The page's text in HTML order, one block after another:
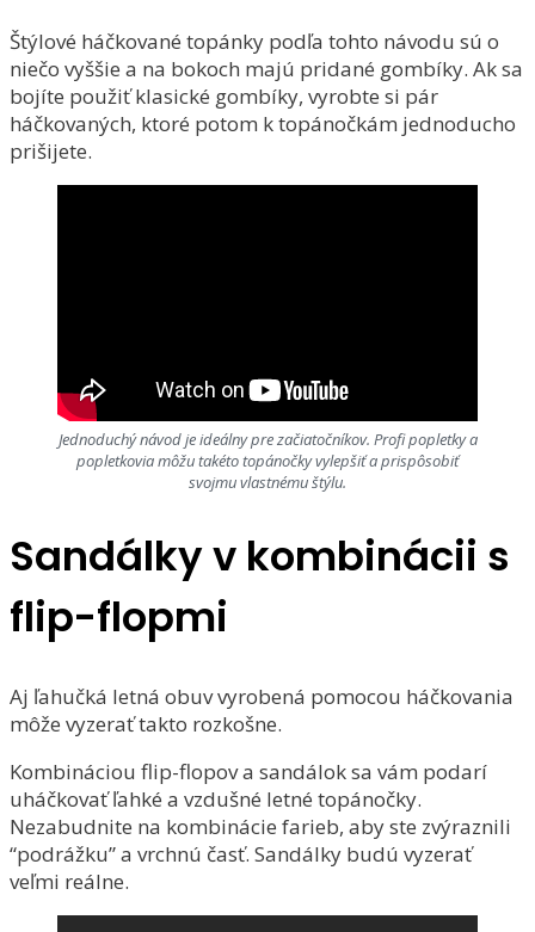
Štýlové háčkované topánky podľa tohto návodu sú o
niečo vyššie a na bokoch majú pridané gombíky. Ak sa
bojíte použiť klasické gombíky, vyrobte si pár
háčkovaných, ktoré potom k topánočkám jednoducho
prišijete.
Jednoduchý návod je ideálny pre začiatočníkov. Profi popletky a
popletkovia môžu takéto topánočky vylepšiť a prispôsobiť
svojmu vlastnému štýlu.
Sandálky v kombinácii s
flip-flopmi
Aj ľahučká letná obuv vyrobená pomocou háčkovania
môže vyzerať takto rozkošne.
Kombináciou flip-flopov a sandálok sa vám podarí
uháčkovať ľahké a vzdušné letné topánočky.
Nezabudnite na kombinácie farieb, aby ste zvýraznili
“podrážku” a vrchnú časť. Sandálky budú vyzerať
veľmi reálne.